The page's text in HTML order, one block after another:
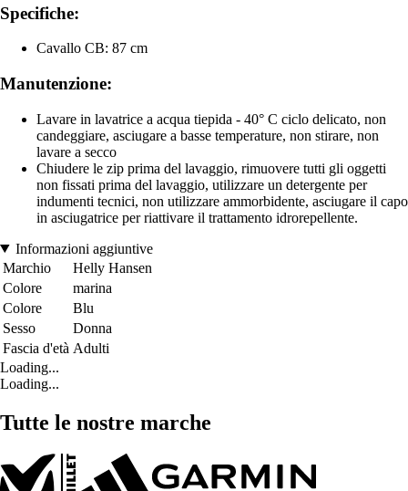
Specifiche:
Cavallo CB: 87 cm
Manutenzione:
Lavare in lavatrice a acqua tiepida - 40° C ciclo delicato, non
candeggiare, asciugare a basse temperature, non stirare, non
lavare a secco
Chiudere le zip prima del lavaggio, rimuovere tutti gli oggetti
non fissati prima del lavaggio, utilizzare un detergente per
indumenti tecnici, non utilizzare ammorbidente, asciugare il capo
in asciugatrice per riattivare il trattamento idrorepellente.
Informazioni aggiuntive
Marchio
Helly Hansen
Colore
marina
Colore
Blu
Sesso
Donna
Fascia d'età Adulti
Loading...
Loading...
Tutte le nostre marche